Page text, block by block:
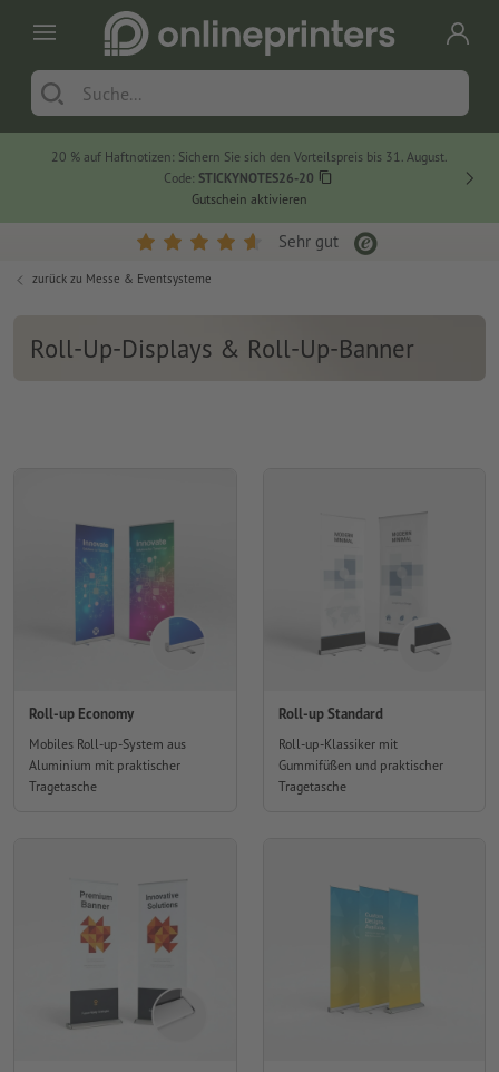
20 % auf Haftnotizen: Sichern Sie sich den Vorteilspreis bis 31. August.
Code: STICKYNOTES26-20
Gutschein aktivieren
Sehr gut
zurück zu Messe & Eventsysteme
Roll-Up-Displays & Roll-Up-Banner
Roll-up Economy
Mobiles Roll-up-System aus
Aluminium mit praktischer
Tragetasche
Roll-up Standard
Roll-up-Klassiker mit
Gummifüßen und praktischer
Tragetasche